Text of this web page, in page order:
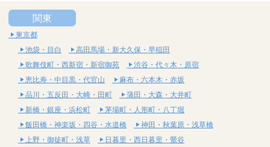
関東
東京都
池袋・目白
高田馬場・新大久保・早稲田
歌舞伎町・西新宿・新宿御苑
渋谷・代々木・原宿
恵比寿・中目黒・代官山
麻布・六本木・赤坂
品川・五反田・大崎・田町
蒲田・大森・大井町
新橋・銀座・浜松町
茅場町・人形町・八丁堀
飯田橋・神楽坂・四谷・水道橋
神田・秋葉原・浅草橋
上野・御徒町・浅草
日暮里・西日暮里・鶯谷